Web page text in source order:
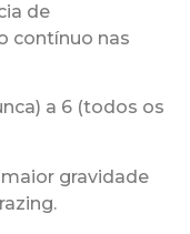
de
contínuo nas
a 6 (todos os
gravidade